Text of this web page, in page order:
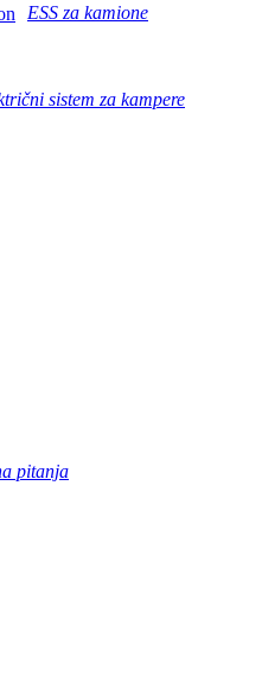
ESS za kamione
sistem za kampere
pitanja